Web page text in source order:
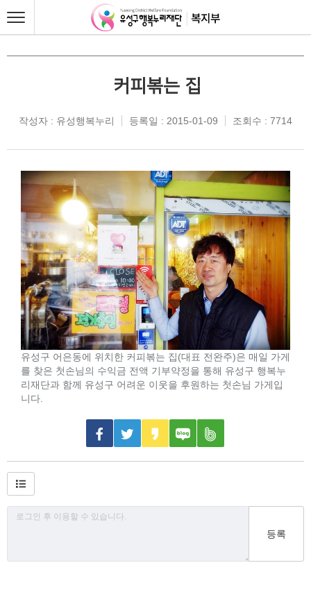
커피볶는 집
작성자 : 유성행복누리 등록일 : 2015-01-09 조회수 : 7714
유성구 어은동에 위치한 커피볶는 집(대표 전완주)은 매일 가게
를 찾은 첫손님의 수익금 전액 기부약정을 통해 유성구 행복누
리재단과 함께 유성구 어려운 이웃을 후원하는 첫손님 가게입
니다.
등록